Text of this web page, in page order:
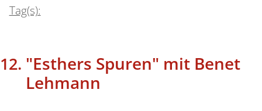
Tag(s):
"Esthers Spuren" mit Benet
Lehmann